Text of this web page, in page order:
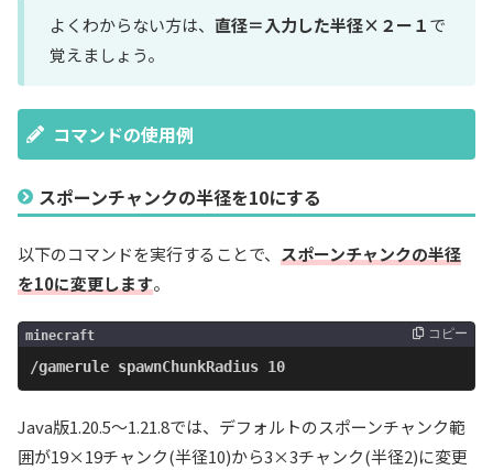
よくわからない方は、 直径＝入力した半径×２ー１で
覚えましょう。
コマンドの使用例
スポーンチャンクの半径を10にする
以下のコマンドを実行することで、 スポーンチャンクの半径
を10に変更します。
minecraft
/gamerule spawnChunkRadius 10
コピー
Java版1.20.5～1.21.8では、デフォルトのスポーンチャンク範
囲が19×19チャンク(半径10)から3×3チャンク(半径2)に変更